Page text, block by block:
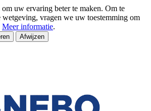
uw ervaring beter te maken. Om te
wetgeving, vragen we uw toestemming om
Meer informatie.
Afwijzen